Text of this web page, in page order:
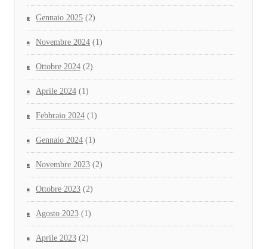
Gennaio 2025 (2)
Novembre 2024 (1)
Ottobre 2024 (2)
Aprile 2024 (1)
Febbraio 2024 (1)
Gennaio 2024 (1)
Novembre 2023 (2)
Ottobre 2023 (2)
Agosto 2023 (1)
Aprile 2023 (2)